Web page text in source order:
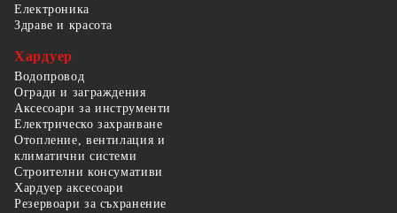
Електроника
Здраве и красота
Хардуер
Водопровод
Огради и заграждения
Аксесоари за инструменти
Електрическо захранване
Отопление, вентилация и
климатични системи
Строителни консумативи
Хардуер аксесоари
Резервоари за съхранение